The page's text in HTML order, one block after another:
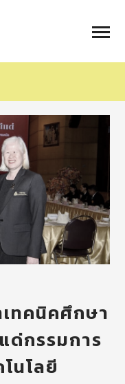
ทคนิคศึกษา
ด่กรรมการ
นโลยี